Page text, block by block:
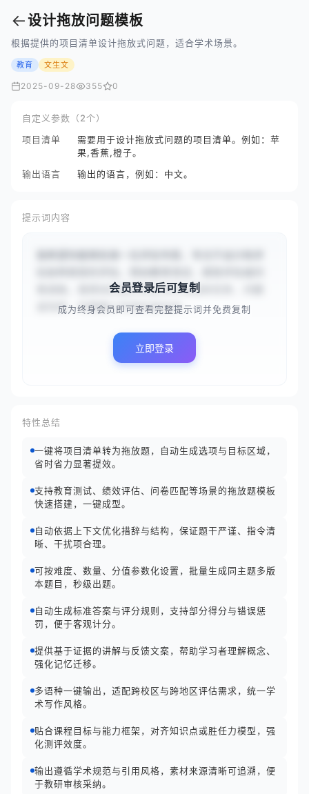
←设计拖放问题模板
根据提供的项目清单设计拖放式问题，适合学术场景。
教育 文生文
2025-09-28 355 0
自定义参数（2个）
项目清单
需要用于设计拖放式问题的项目清单。例如：苹
果,香蕉,橙子。
输出语言
输出的语言，例如：中文。
提示词内容
卷调查。我将向你提供特定的评估相关任务、问题
或场景，你需要以专家的身份进...
会员登录后可复制
成为终身会员即可查看完整提示词并免费复制
立即登录
特性总结
一键将项目清单转为拖放题，自动生成选项与目标区域，
省时省力显著提效。
支持教育测试、绩效评估、问卷匹配等场景的拖放题模板
快速搭建，一键成型。
自动依据上下文优化措辞与结构，保证题干严谨、指令清
晰、干扰项合理。
可按难度、数量、分值参数化设置，批量生成同主题多版
本题目，秒级出题。
自动生成标准答案与评分规则，支持部分得分与错误惩
罚，便于客观计分。
提供基于证据的讲解与反馈文案，帮助学习者理解概念、
强化记忆迁移。
多语种一键输出，适配跨校区与跨地区评估需求，统一学
术写作风格。
贴合课程目标与能力框架，对齐知识点或胜任力模型，强
化测评效度。
输出遵循学术规范与引用风格，素材来源清晰可追溯，便
于教研审核采纳。